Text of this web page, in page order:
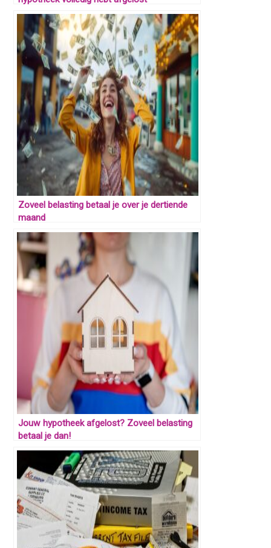
Zoveel belasting betaal je over je dertiende
maand
Jouw hypotheek afgelost? Zoveel belasting
betaal je dan!